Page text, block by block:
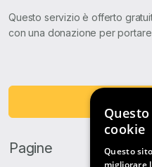
Questo servizio è offerto
con una donazione per
Pagine
cookie
Questo
migliorare